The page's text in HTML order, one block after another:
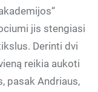
jis stengiasi
Derinti dvi
reikia aukoti
pasak Andriaus,